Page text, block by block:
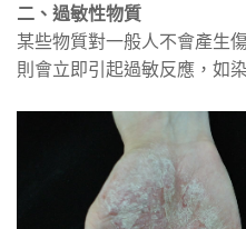
二、過敏性物質
某些物質對一般人不會產生
則會立即引起過敏反應，如